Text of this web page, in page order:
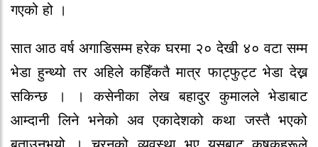
गएको हो ।
सात आठ वर्ष अगाडिसम्म हरेक घरमा २० देखी ४० वटा सम्म
भेडा हुन्थ्यो तर अहिले कहिँकतै मात्र फाट्फुट्ट भेडा देख्न
सकिन्छ । । कसेनीका लेख बहादुर कुमालले भेडाबाट
आम्दानी लिने भनेको अव एकादेशको कथा जस्तै भएको